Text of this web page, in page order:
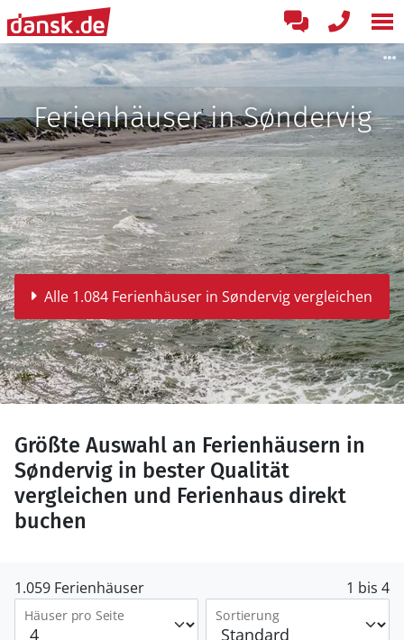
Ferienhäuser in Søndervig
Alle 1.084 Ferienhäuser in Søndervig vergleichen
Größte Auswahl an Ferienhäusern in
Søndervig in bester Qualität
vergleichen und Ferienhaus direkt
buchen
1.059 Ferienhäuser 1 bis 4
Häuser pro Seite Sortierung